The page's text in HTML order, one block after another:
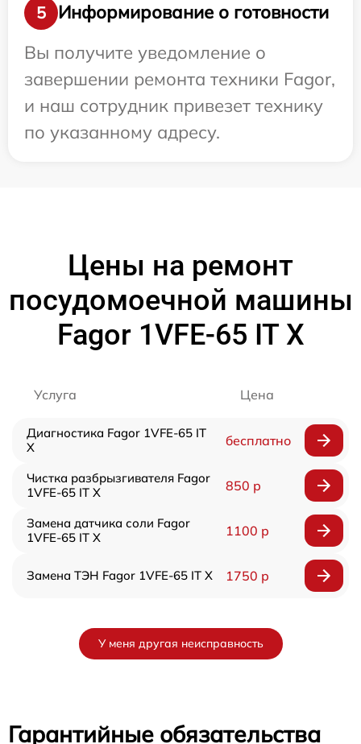
5
Информирование о готовности
Вы получите уведомление о
завершении ремонта техники Fagor,
и наш сотрудник привезет технику
по указанному адресу.
Цены на ремонт
посудомоечной машины
Fagor 1VFE-65 IT X
Услуга Цена
Диагностика Fagor 1VFE-65 IT
X
бесплатно
Чистка разбрызгивателя Fagor
1VFE-65 IT X
850 р
Замена датчика соли Fagor
1VFE-65 IT X
1100 р
Замена ТЭН Fagor 1VFE-65 IT X 1750 р
У меня другая неисправность
Гарантийные обязательства